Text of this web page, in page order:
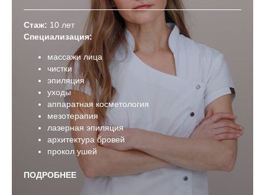
Стаж: 10 лет
Специализация:
массажи лица
чистки
эпиляция
уходы
аппаратная косметология
мезотерапия
лазерная эпиляция
архитектура бровей
прокол ушей
ПОДРОБНЕЕ